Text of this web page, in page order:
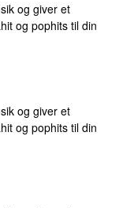
og giver et
og pophits til din
og giver et
og pophits til din